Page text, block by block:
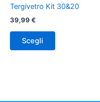
Tergivetro Kit 30&20
39,99 €
Scegli
pagina
prodotto